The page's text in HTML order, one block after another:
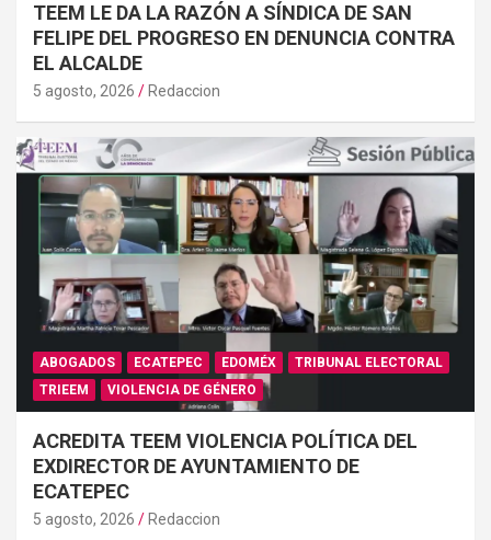
TEEM LE DA LA RAZÓN A SÍNDICA DE SAN
FELIPE DEL PROGRESO EN DENUNCIA CONTRA
EL ALCALDE
5 agosto, 2026 Redaccion
ABOGADOS ECATEPEC EDOMÉX
TRIBUNAL ELECTORAL
TRIEEM
VIOLENCIA DE GÉNERO
ACREDITA TEEM VIOLENCIA POLÍTICA DEL
EXDIRECTOR DE AYUNTAMIENTO DE
ECATEPEC
5 agosto, 2026 Redaccion